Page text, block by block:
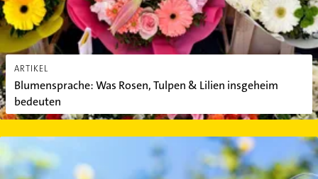
ARTIKEL
Blumensprache: Was Rosen, Tulpen & Lilien insgeheim
bedeuten
Kleiner Garten ganz groß: Ideen für die Gartengestaltung